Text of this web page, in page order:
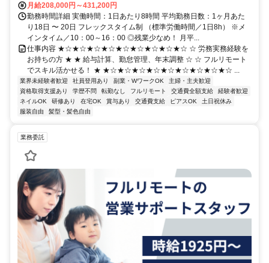
月給208,000円～431,200円
勤務時間詳細 実働時間：1日あたり8時間 平均勤務日数：1ヶ月あた
り18日 〜 20日 フレックスタイム制 （標準労働時間／1日8h） ※メ
インタイム／10：00～16：00 ◎残業少なめ！ 月平...
仕事内容 ★☆★☆★☆★☆★☆★☆★☆★☆★☆ ☆ 労務実務経験を
お持ちの方 ★ ★ 給与計算、勤怠管理、年末調整 ☆ ☆ フルリモート
でスキル活かせる！ ★ ★☆★☆★☆★☆★☆★☆★☆★☆★☆ ...
業界未経験者歓迎 社員登用あり 副業・WワークOK
主婦・主夫歓迎
資格取得支援あり
学歴不問 転勤なし フルリモート 交通費全額支給
経験者歓迎
ネイルOK
研修あり 在宅OK 賞与あり 交通費支給 ピアスOK
土日祝休み
服装自由
髪型・髪色自由
業務委託